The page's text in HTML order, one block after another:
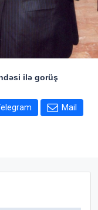
ilə gorüş
Mail